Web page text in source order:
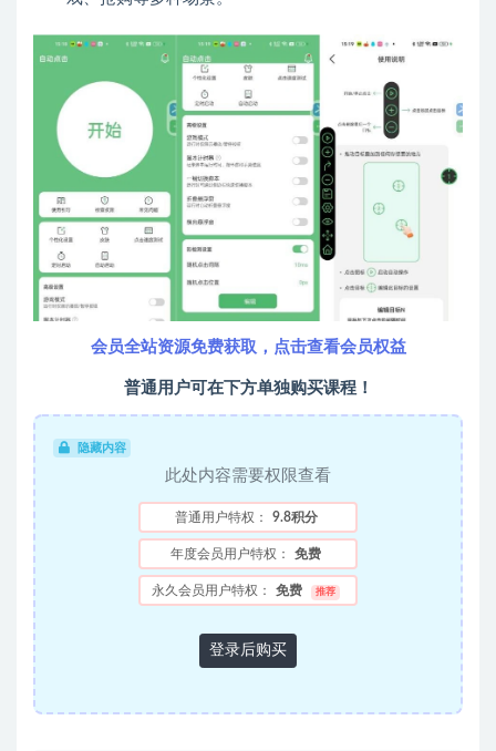
会员全站资源免费获取，点击查看会员权益
普通用户可在下方单独购买课程！
隐藏内容
此处内容需要权限查看
普通用户特权： 9.8积分
年度会员用户特权： 免费
永久会员用户特权： 免费 推荐
登录后购买